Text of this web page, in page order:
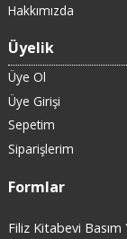
Hakkımızda
Üyelik
Üye Ol
Üye Girişi
Sepetim
Siparişlerim
Formlar
Filiz Kitabevi Basım